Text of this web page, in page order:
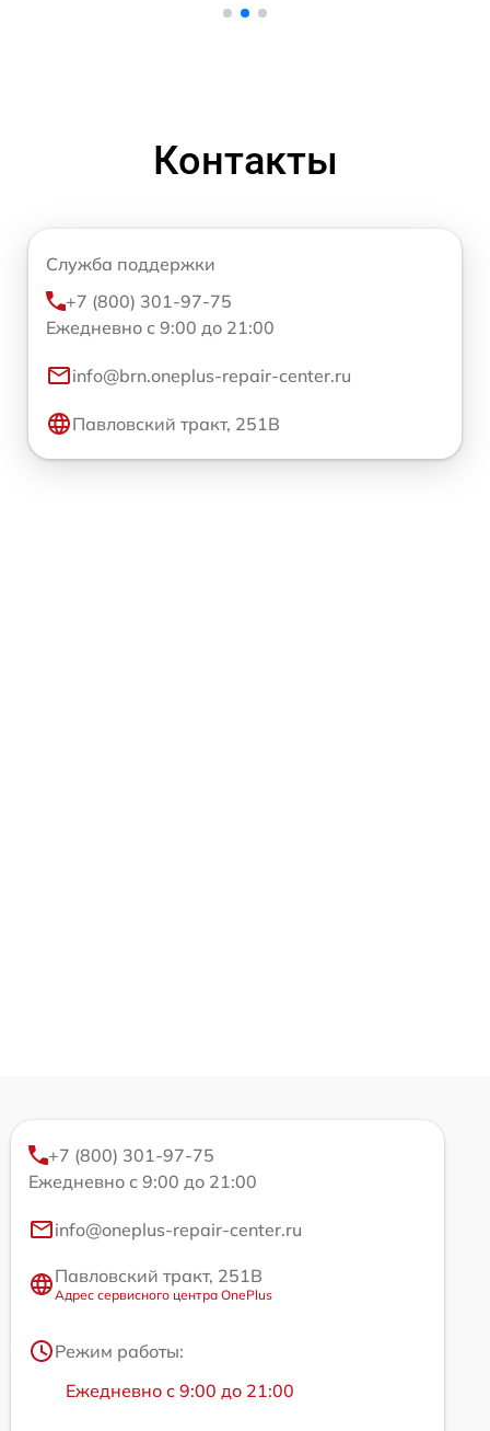
Контакты
Служба поддержки
+7 (800) 301-97-75
Ежедневно с 9:00 до 21:00
info@brn.oneplus-repair-center.ru
Павловский тракт, 251В
+7 (800) 301-97-75
Ежедневно с 9:00 до 21:00
info@oneplus-repair-center.ru
Павловский тракт, 251В
Адрес сервисного центра OnePlus
Режим работы:
Ежедневно с 9:00 до 21:00